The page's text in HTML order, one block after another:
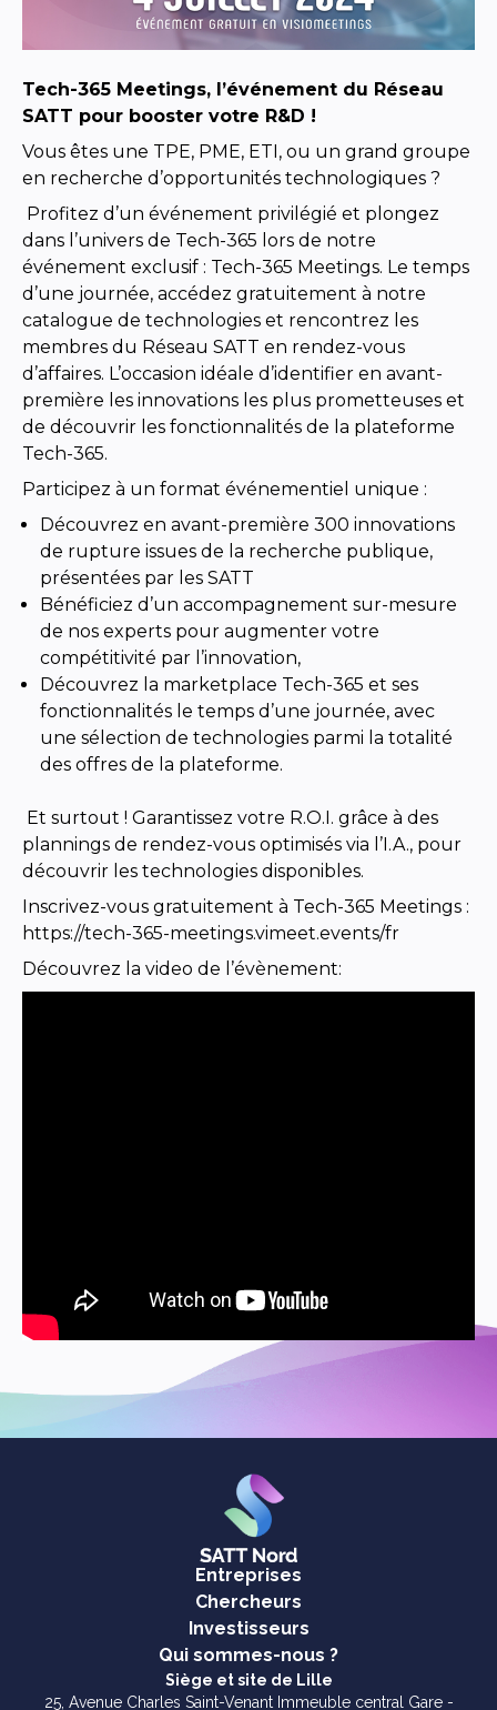
Tech-365 Meetings, l’événement du Réseau
SATT pour booster votre R&D !
Vous êtes une TPE, PME, ETI, ou un grand groupe
en recherche d’opportunités technologiques ?
Profitez d’un événement privilégié et plongez
dans l’univers de Tech-365 lors de notre
événement exclusif : Tech-365 Meetings. Le temps
d’une journée, accédez gratuitement à notre
catalogue de technologies et rencontrez les
membres du Réseau SATT en rendez-vous
d’affaires. L’occasion idéale d’identifier en avant-
première les innovations les plus prometteuses et
de découvrir les fonctionnalités de la plateforme
Tech-365.
Participez à un format événementiel unique :
Découvrez en avant-première 300 innovations
de rupture issues de la recherche publique,
présentées par les SATT
Bénéficiez d’un accompagnement sur-mesure
de nos experts pour augmenter votre
compétitivité par l’innovation,
Découvrez la marketplace Tech-365 et ses
fonctionnalités le temps d’une journée, avec
une sélection de technologies parmi la totalité
des offres de la plateforme.
Et surtout ! Garantissez votre R.O.I. grâce à des
plannings de rendez-vous optimisés via l’I.A., pour
découvrir les technologies disponibles.
Inscrivez-vous gratuitement à Tech-365 Meetings :
https://tech-365-meetings.vimeet.events/fr
Découvrez la video de l’évènement:
Entreprises
Chercheurs
Investisseurs
Qui sommes-nous ?
Siège et site de Lille
25, Avenue Charles Saint-Venant Immeuble central Gare -